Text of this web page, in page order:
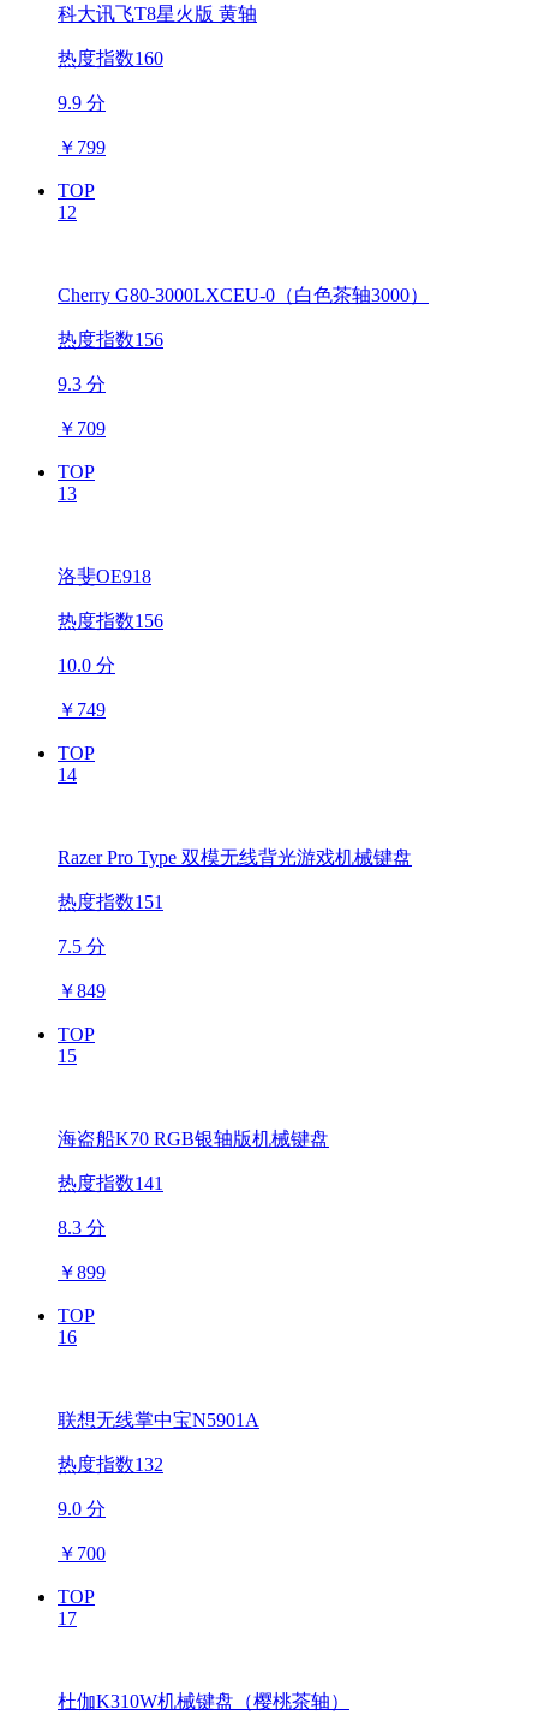
科大讯飞T8星火版 黄轴
热度指数160
9.9 分
￥ 799
TOP
12
Cherry G80-3000LXCEU-0（白色茶轴3000）
热度指数156
9.3 分
￥ 709
TOP
13
洛斐OE918
热度指数156
10.0 分
￥ 749
TOP
14
Razer Pro Type 双模无线背光游戏机械键盘
热度指数151
7.5 分
￥849
TOP
15
海盗船K70 RGB银轴版机械键盘
热度指数141
8.3 分
￥899
TOP
16
联想无线掌中宝N5901A
热度指数132
9.0 分
￥ 700
TOP
17
杜伽K310W机械键盘（樱桃茶轴）